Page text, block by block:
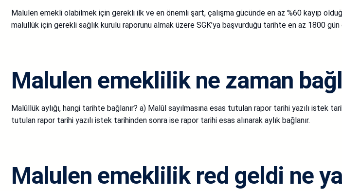
Malulen emekli olabilmek için gerekli ilk ve en önemli şart, çalışma gücünde en az %60 kayıp
malullük için gerekli sağlık kurulu raporunu almak üzere SGK’ya başvurduğu tarihte en az 1800 gün
Malulen emeklilik ne zaman
Malûllük aylığı, hangi tarihte bağlanır? a) Malûl sayılmasına esas tutulan rapor tarihi yazılı istek
tutulan rapor tarihi yazılı istek tarihinden sonra ise rapor tarihi esas alınarak aylık bağlanır.
Malulen emeklilik red geldi ne